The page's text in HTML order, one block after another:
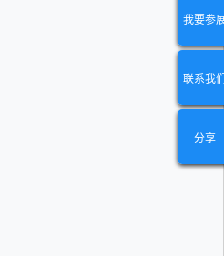
我要参
联系我
分享